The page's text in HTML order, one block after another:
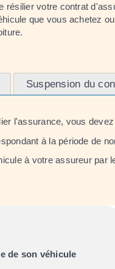
votre contrat
que vous achetez
Suspension du
l'assurance, vous
à la période de
à votre assureur par
de son véhicule